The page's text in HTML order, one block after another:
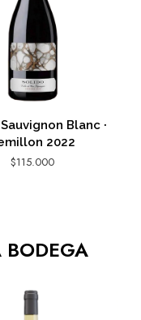
Blanc ·
2022
$115.000
BODEGA